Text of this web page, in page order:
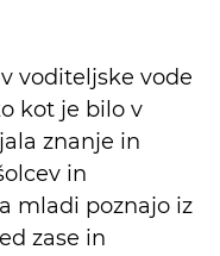
voditeljske vode
kot je bilo v
znanje in
in
mladi poznajo iz
zase in